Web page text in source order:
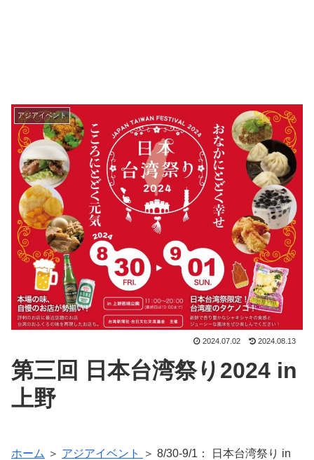
アジアイベント
2024.07.02 2024.08.13
第三回 日本台湾祭り2024 in
上野
ホーム ＞ アジアイベント
＞ 8/30-9/1： 日本台湾祭り in